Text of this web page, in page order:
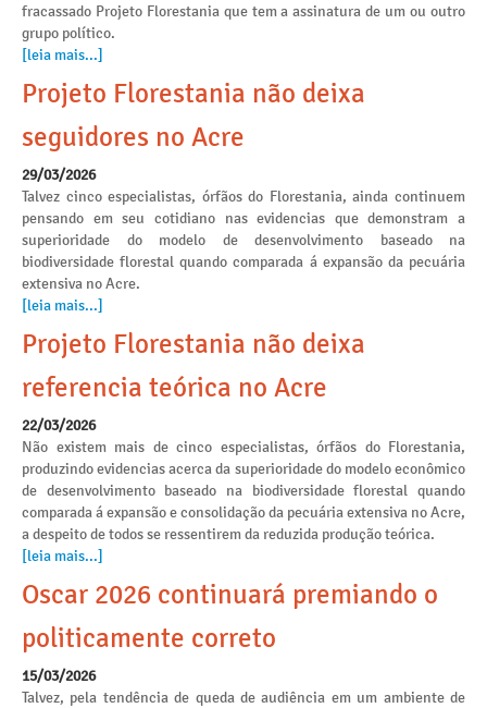
fracassado Projeto Florestania que tem a assinatura de um ou outro
grupo político.
[leia mais...]
Projeto Florestania não deixa
seguidores no Acre
29/03/2026
Talvez cinco especialistas, órfãos do Florestania, ainda continuem
pensando em seu cotidiano nas evidencias que demonstram a
superioridade do modelo de desenvolvimento baseado na
biodiversidade florestal quando comparada á expansão da pecuária
extensiva no Acre.
[leia mais...]
Projeto Florestania não deixa
referencia teórica no Acre
22/03/2026
Não existem mais de cinco especialistas, órfãos do Florestania,
produzindo evidencias acerca da superioridade do modelo econômico
de desenvolvimento baseado na biodiversidade florestal quando
comparada á expansão e consolidação da pecuária extensiva no Acre,
a despeito de todos se ressentirem da reduzida produção teórica.
[leia mais...]
Oscar 2026 continuará premiando o
politicamente correto
15/03/2026
Talvez, pela tendência de queda de audiência em um ambiente de